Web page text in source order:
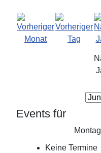
Events für
Keine Termine